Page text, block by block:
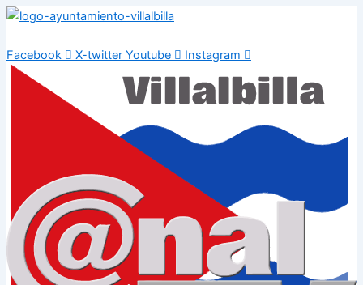
Ir
contenido
Facebook X-twitter Youtube Instagram